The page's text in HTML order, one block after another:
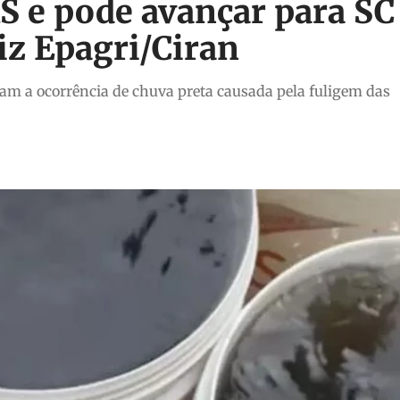
e pode avançar para SC
Epagri/Ciran
a ocorrência de chuva preta causada pela fuligem das